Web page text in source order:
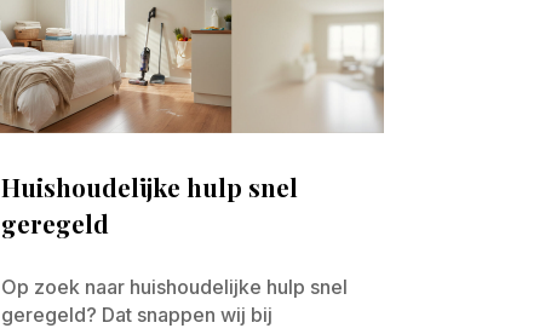
Huishoudelijke hulp snel
geregeld
Op zoek naar huishoudelijke hulp snel
geregeld? Dat snappen wij bij